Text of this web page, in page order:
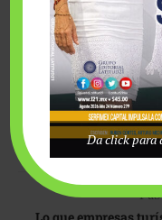
Económico Mundial que
contratos inteligentes
de propiedad, sin
algo que aplique más
a la globalización en
Da click para